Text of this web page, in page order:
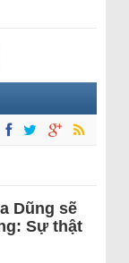
Dũng sẽ
Sự thật